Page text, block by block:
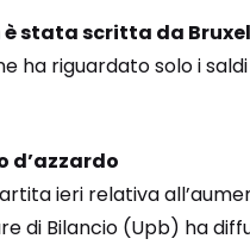
è stata scritta da
ha riguardato solo i
d’azzardo
ieri relativa
di Bilancio (Upb) ha